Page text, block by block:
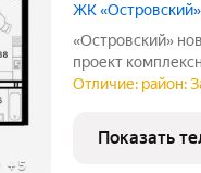
+ 5
ЖК «Островский»
«Островский» новый район на бульваре Солнечном Масштабный
проект
развивающемся
с уникальными
Отличие: район:
Показать